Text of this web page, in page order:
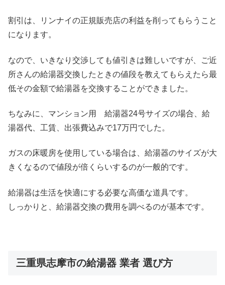
割引は、リンナイの正規販売店の利益を削ってもらうこと
になります。
なので、いきなり交渉しても値引きは難しいですが、ご近
所さんの給湯器交換したときの値段を教えてもらえたら最
低その金額で給湯器を交換することができました。
ちなみに、マンション用 給湯器24号サイズの場合、給
湯器代、工賃、出張費込みで17万円でした。
ガスの床暖房を使用している場合は、給湯器のサイズが大
きくなるので値段が倍くらいするのが一般的です。
給湯器は生活を快適にする必要な高価な道具です。
しっかりと、給湯器交換の費用を調べるのが基本です。
三重県志摩市の給湯器 業者 選び方